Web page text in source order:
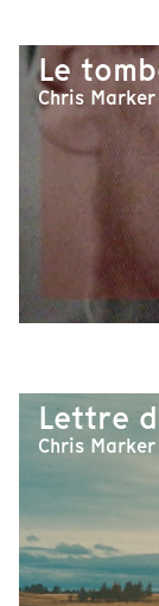
Le
Chris Marker
Lettre
Chris Marker